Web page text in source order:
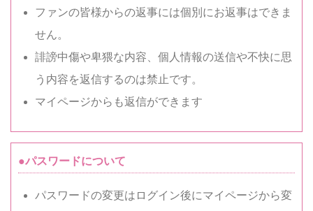
ファンの皆様からの返事には個別にお返事はできま
せん。
誹謗中傷や卑猥な内容、個人情報の送信や不快に思
う内容を返信するのは禁止です。
マイページからも返信ができます
●パスワードについて
パスワードの変更はログイン後にマイページから変